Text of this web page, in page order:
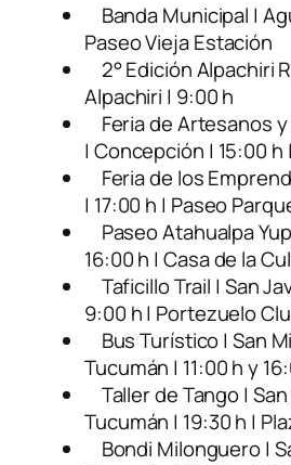
Banda Municipal |
Paseo Vieja Estación
2° Edición Alpachiri
Alpachiri | 9:00 h
Feria de Artesanos
| Concepción | 15:00 h
Feria de los
| 17:00 h | Paseo
Paseo Atahualpa
16:00 h | Casa de la
Taficillo Trail | San
9:00 h | Portezuelo
Bus Turístico | San
Tucumán | 11:00 h y
Taller de Tango |
Tucumán | 19:30 h |
Bondi Milonguero |